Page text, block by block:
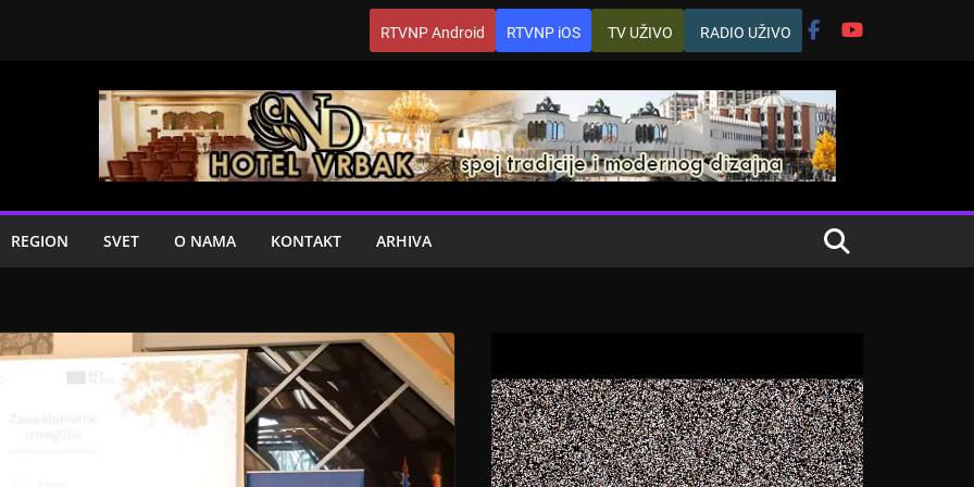
RTVNP Android RTVNP iOS TV UŽIVO RADIO UŽIVO
REGION SVET O NAMA KONTAKT ARHIVA